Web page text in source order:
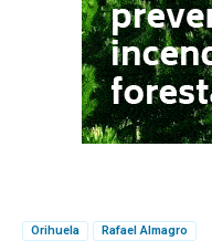
Orihuela
Rafael Almagro